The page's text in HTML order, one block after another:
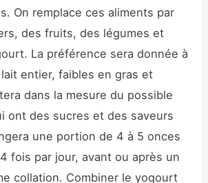
On remplace ces aliments par
des fruits, des légumes et
La préférence sera donnée à
entier, faibles en gras et
dans la mesure du possible
ont des sucres et des saveurs
une portion de 4 à 5 onces
fois par jour, avant ou après un
collation. Combiner le yogourt